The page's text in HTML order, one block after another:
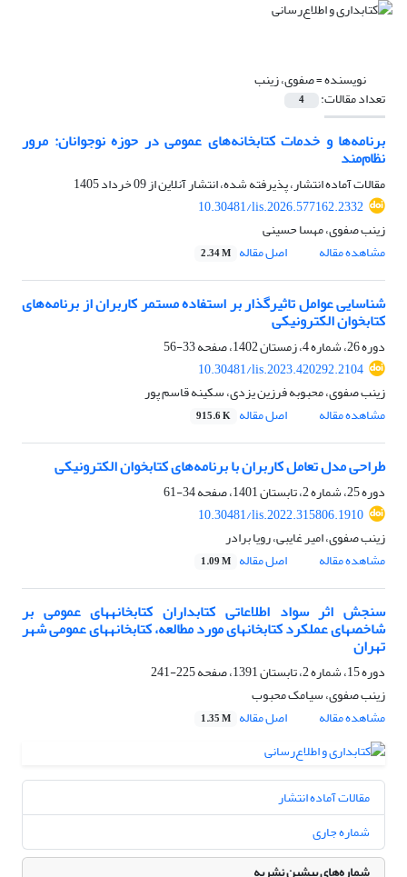
نویسنده =صفوی، زینب
تعداد مقالات: 4
برنامه‌ها و خدمات کتابخانه‌های عمومی در حوزه نوجوانان: مرور
نظام‌مند
مقالات آماده انتشار، پذیرفته شده، انتشار آنلاین از09 خرداد 1405
10.30481/lis.2026.577162.2332
زینب صفوی، مهسا حسینی
مشاهده مقاله
اصل مقاله 2.34 M
شناسایی عوامل تاثیرگذار بر استفاده مستمر کاربران از برنامه‌های
کتابخوان الکترونیکی
دوره 26، شماره 4، زمستان 1402، صفحه
33-56
10.30481/lis.2023.420292.2104
زینب صفوی، محبوبه فرزین یزدی، سکینه قاسم پور
مشاهده مقاله
اصل مقاله 915.6 K
طراحی مدل تعامل کاربران با برنامه‌های کتابخوان الکترونیکی
دوره 25، شماره 2، تابستان 1401، صفحه
34-61
10.30481/lis.2022.315806.1910
زینب صفوی، امیر غایبی، رویا برادر
مشاهده مقاله
اصل مقاله 1.09 M
سنجش اثر سواد اطلاعاتی کتابداران کتابخانه‎های عمومی بر
شاخصهای عملکرد کتابخانه‎ای مورد مطالعه، کتابخانه‎های عمومی شهر
تهران
دوره 15، شماره 2، تابستان 1391، صفحه
225-241
زینب صفوی، سیامک محبوب
مشاهده مقاله
اصل مقاله 1.35 M
مقالات آماده انتشار
شماره جاری
شماره‌های پیشین نشریه